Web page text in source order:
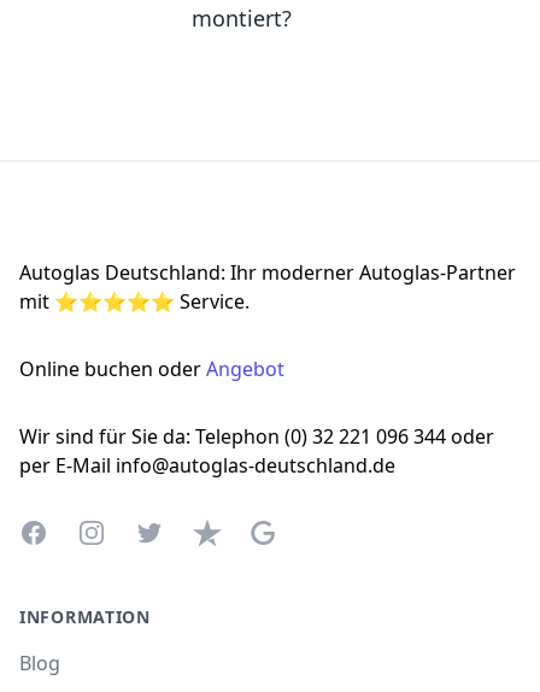
montiert?
Autoglas Deutschland: Ihr moderner Autoglas-Partner
mit ⭐⭐⭐⭐⭐ Service.
Online buchen oderAngebot
Wir sind für Sie da: Telephon (0) 32 221 096 344 oder
per E-Mail info@autoglas-deutschland.de
FacebookInstagramTwitterTrustpilotGoogle Business Profile
INFORMATION
Blog